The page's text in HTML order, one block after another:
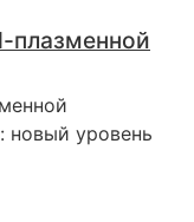
плазменной
новый уровень